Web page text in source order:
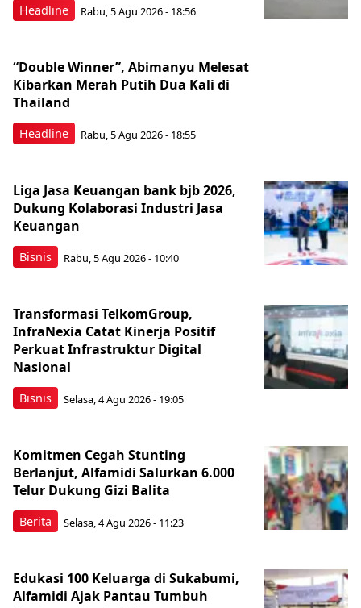
Headline Rabu, 5 Agu 2026 - 18:56
Headline
“Double Winner”, Abimanyu Melesat
Kibarkan Merah Putih Dua Kali di
Thailand
Rabu, 5 Agu 2026 - 18:55
Bisnis
Liga Jasa Keuangan bank bjb 2026,
Dukung Kolaborasi Industri Jasa
Keuangan
Rabu, 5 Agu 2026 - 10:40
Bisnis
Transformasi TelkomGroup,
InfraNexia Catat Kinerja Positif
Perkuat Infrastruktur Digital
Nasional
Selasa, 4 Agu 2026 - 19:05
Berita
Komitmen Cegah Stunting
Berlanjut, Alfamidi Salurkan 6.000
Telur Dukung Gizi Balita
Selasa, 4 Agu 2026 - 11:23
Edukasi 100 Keluarga di Sukabumi,
Alfamidi Ajak Pantau Tumbuh